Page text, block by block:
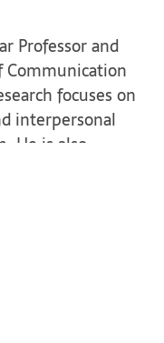
Professor and
focuses on
interpersonal
He is also
international
and fostering